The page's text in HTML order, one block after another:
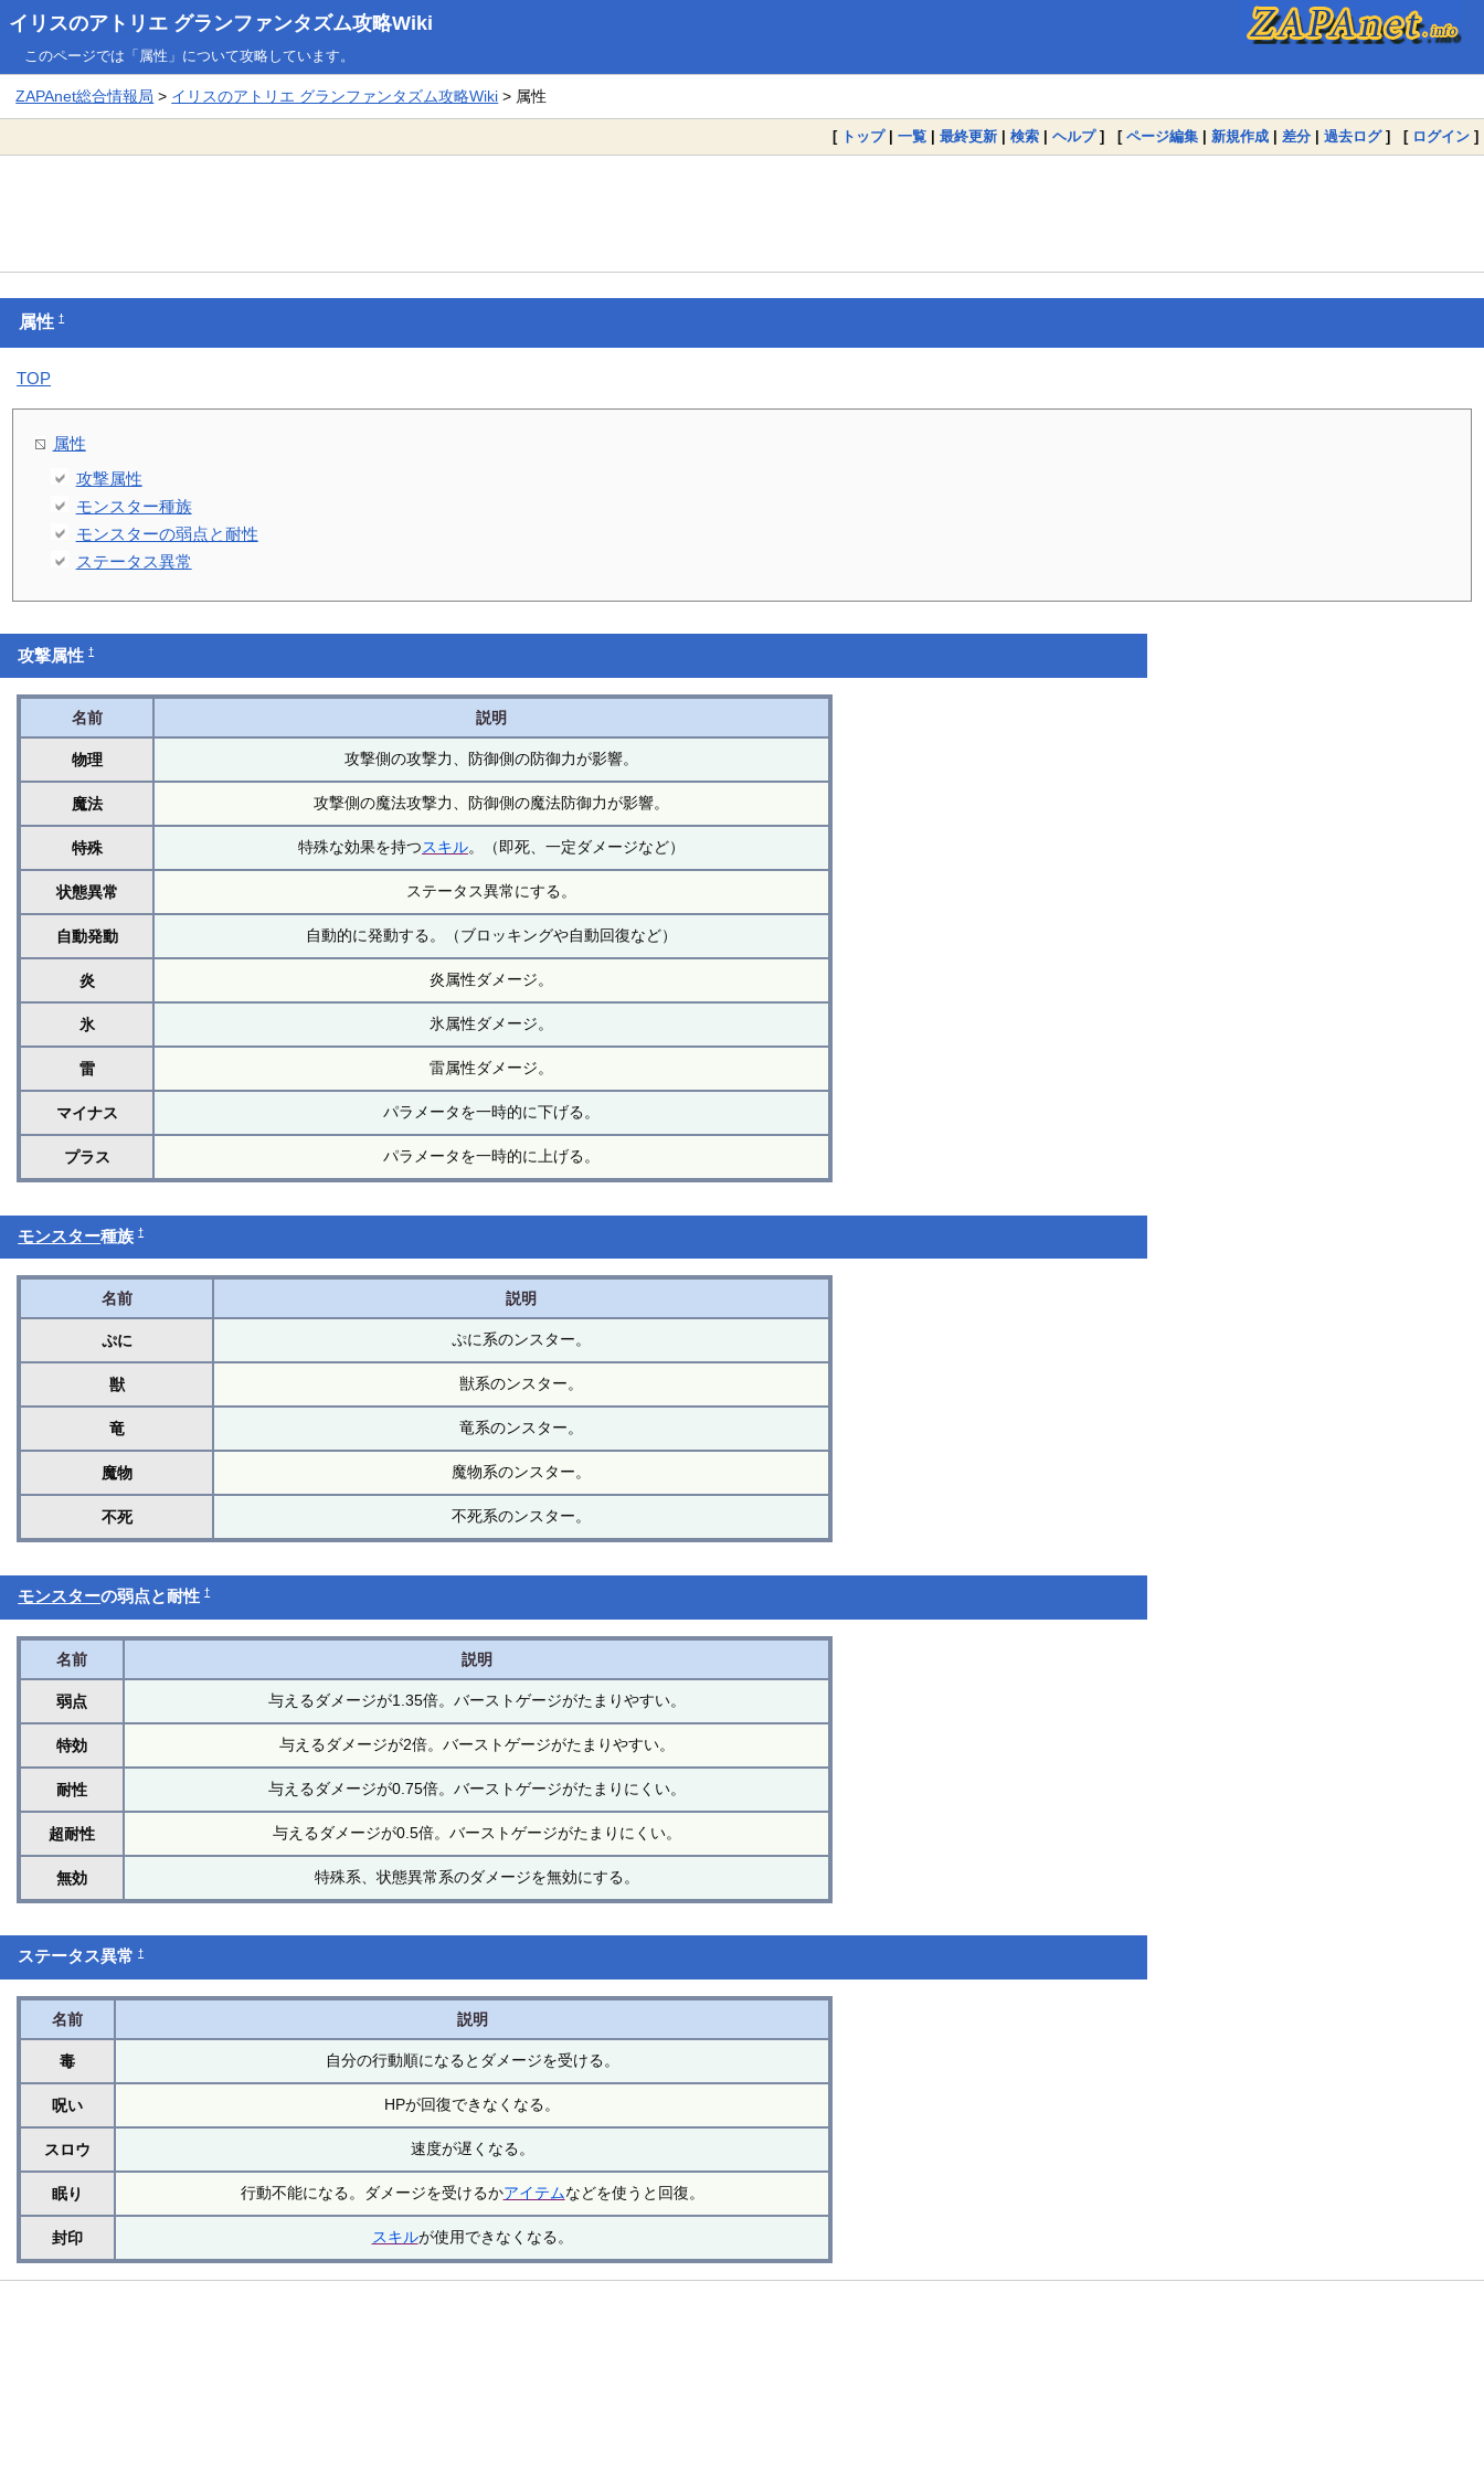
イリスのアトリエ グランファンタズム攻略Wiki
このページでは「属性」について攻略しています。
ZAPAnet総合情報局 > イリスのアトリエ グランファンタズム攻略Wiki > 属性
[ トップ| 一覧 | 最終更新 | 検索 | ヘルプ] [ ページ編集 | 新規作成 | 差分 | 過去ログ] [ ログイン ]
属性†
TOP
属性
攻撃属性
モンスター種族
モンスターの弱点と耐性
ステータス異常
攻撃属性†
名前 説明
物理 攻撃側の攻撃力、防御側の防御力が影響。
魔法 攻撃側の魔法攻撃力、防御側の魔法防御力が影響。
特殊 特殊な効果を持つスキル。（即死、一定ダメージなど）
状態異常 ステータス異常にする。
自動発動 自動的に発動する。（ブロッキングや自動回復など）
炎 炎属性ダメージ。
氷 氷属性ダメージ。
雷 雷属性ダメージ。
マイナス パラメータを一時的に下げる。
プラス パラメータを一時的に上げる。
モンスター種族†
名前 説明
ぷに ぷに系のンスター。
獣 獣系のンスター。
竜 竜系のンスター。
魔物 魔物系のンスター。
不死 不死系のンスター。
モンスターの弱点と耐性†
名前 説明
弱点 与えるダメージが1.35倍。バーストゲージがたまりやすい。
特効 与えるダメージが2倍。バーストゲージがたまりやすい。
耐性 与えるダメージが0.75倍。バーストゲージがたまりにくい。
超耐性 与えるダメージが0.5倍。バーストゲージがたまりにくい。
無効 特殊系、状態異常系のダメージを無効にする。
ステータス異常†
名前 説明
毒 自分の行動順になるとダメージを受ける。
呪い HPが回復できなくなる。
スロウ 速度が遅くなる。
眠り 行動不能になる。ダメージを受けるかアイテムなどを使うと回復。
封印 スキルが使用できなくなる。